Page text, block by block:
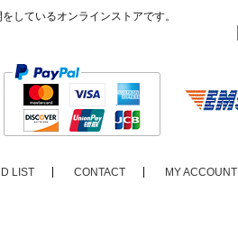
しているオンラインストアです。
LIST CONTACT MY ACCOUNT